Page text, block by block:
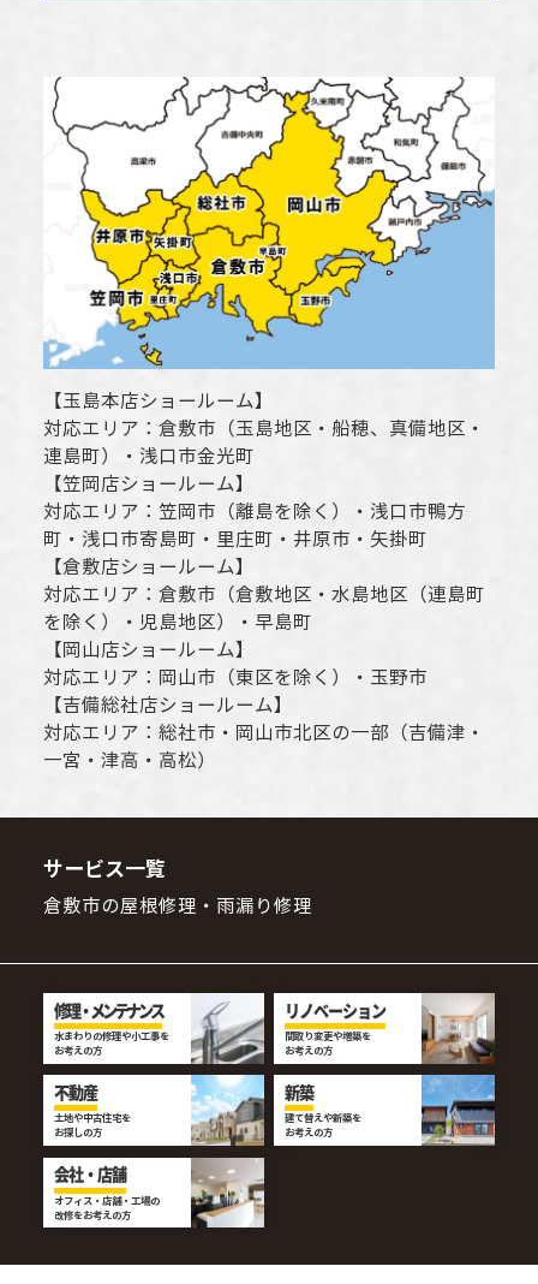
【玉島本店ショールーム】
対応エリア： 倉敷市 （玉島地区・船穂、真備地区・
連島町）・ 浅口市金光町
【笠岡店ショールーム】
対応エリア： 笠岡市（離島を除く） ・ 浅口市鴨方
町・ 浅口市寄島町・里庄町・ 井原市 ・矢掛町
【倉敷店ショールーム】
対応エリア： 倉敷市 （倉敷地区・水島地区（連島町
を除く）・児島地区）・早島町
【岡山店ショールーム】
対応エリア： 岡山市 （東区を除く）・玉野市
【吉備総社店ショールーム】
対応エリア： 総社市 ・ 岡山市北区の一部（吉備津・
一宮・津高・高松）
サービス一覧
倉敷市の屋根修理・雨漏り修理
修理・メンテナンス
水まわりの修理や小工事を
お考えの方
リノベーション
間取り変更や増築を
お考えの方
不動産
土地や中古住宅を
お探しの方
新築
建て替えや新築を
お考えの方
会社・店舗
オフィス・店舗・工場の
改修をお考えの方